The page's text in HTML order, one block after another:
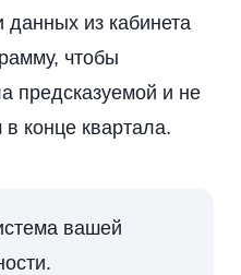
данных из кабинета
чтобы
предсказуемой и не
конце квартала.
вашей